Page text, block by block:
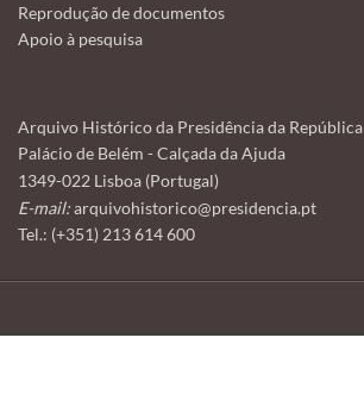
Reprodução de documentos
Apoio à pesquisa
Arquivo Histórico da Presidência da República
Palácio de Belém - Calçada da Ajuda
1349-022 Lisboa (Portugal)
E-mail:arquivohistorico@presidencia.pt
Tel.: (+351) 213 614 600